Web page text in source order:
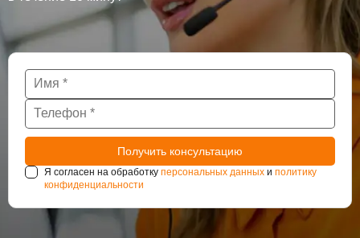
Я согласен на обработку персональных данных и политику
конфиденциальности